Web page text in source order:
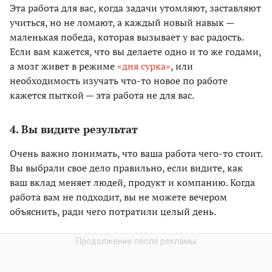
Эта работа для вас, когда задачи утомляют, заставляют
учиться, но не ломают, а каждый новый навык —
маленькая победа, которая вызывает у вас радость.
Если вам кажется, что вы делаете одно и то же годами,
а мозг живет в режиме«дня сурка», или
необходимость изучать что-то новое по работе
кажется пыткой — эта работа не для вас.
4. Вы видите результат
Очень важно понимать, что ваша работа чего-то стоит.
Вы выбрали свое дело правильно, если видите, как
ваш вклад меняет людей, продукт и компанию. Когда
работа вам не подходит, вы не можете вечером
объяснить, ради чего потратили целый день.